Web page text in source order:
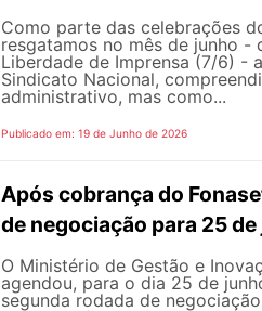
Como parte das celebrações
resgatamos no mês de junho -
Liberdade de Imprensa (7/6) -
Sindicato Nacional,
administrativo, mas como...
Publicado em: 19 de Junho de 2026
Após cobrança do
de negociação para 25
O Ministério de Gestão e
agendou, para o dia 25 de
segunda rodada de